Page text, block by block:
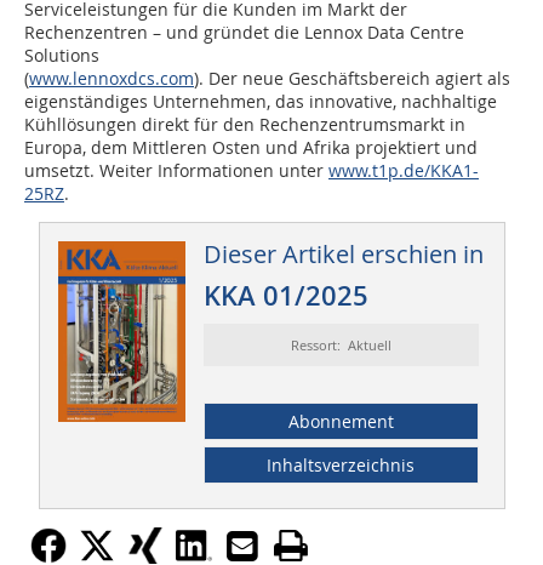
Serviceleistungen für die Kunden im Markt der
Rechenzentren – und gründet die Lennox Data Centre
Solutions
(www.lennoxdcs.com). Der neue Geschäftsbereich agiert als
eigenständiges Unternehmen, das innovative, nachhaltige
Kühllösungen direkt für den Rechenzentrumsmarkt in
Europa, dem Mittleren Osten und Afrika projektiert und
umsetzt. Weiter Informationen unter www.t1p.de/KKA1-
25RZ.
Dieser Artikel erschien in
KKA 01/2025
Ressort: Aktuell
Abonnement
Inhaltsverzeichnis